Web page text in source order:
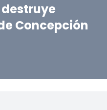
Concepción